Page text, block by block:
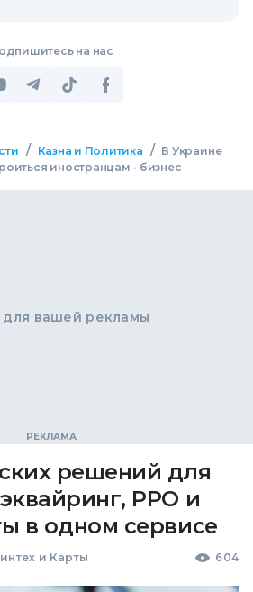
на нас
/ Казна и Политика / В Украине
иностранцам - бизнес
для вашей рекламы
решений для
РРО и
в одном сервисе
и Карты 604